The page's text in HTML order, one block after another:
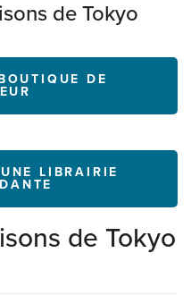
de Tokyo
DE
LIBRAIRIE
de Tokyo